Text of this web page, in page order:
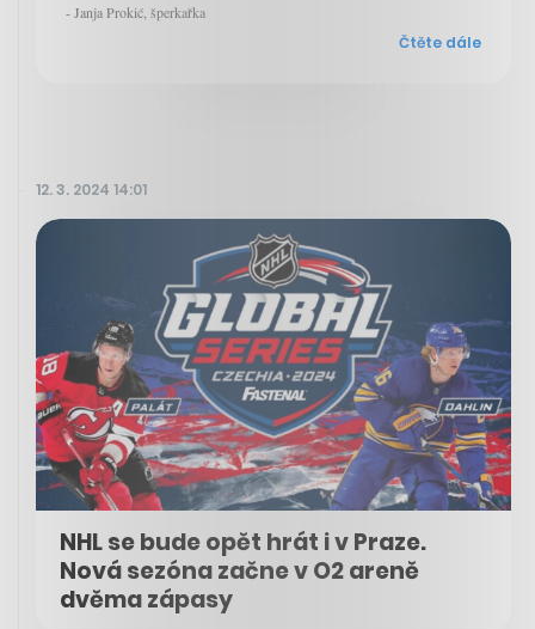
- Janja Prokić, šperkařka
Čtěte dále
12. 3. 2024 14:01
NHL se bude opět hrát i v Praze.
Nová sezóna začne v O2 areně
dvěma zápasy